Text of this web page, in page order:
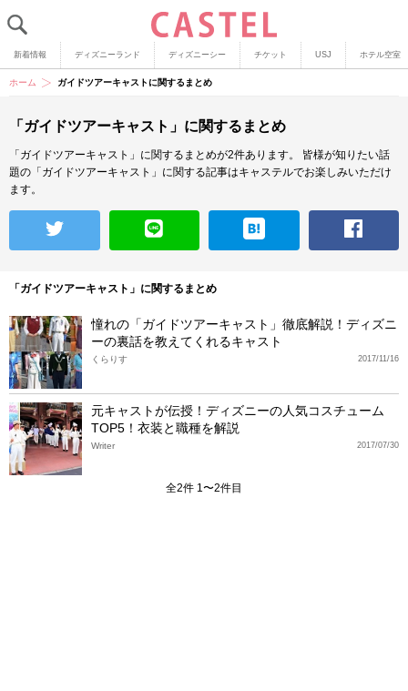
新着情報 ディズニーランド ディズニーシー チケット USJ ホテル空室
ホーム ガイドツアーキャストに関するまとめ
「ガイドツアーキャスト」に関するまとめ
「ガイドツアーキャスト」に関するまとめが2件あります。
皆様が知りたい話
題の「ガイドツアーキャスト」に関する記事はキャステルでお楽しみいただけ
ます。
「ガイドツアーキャスト」に関するまとめ
憧れの「ガイドツアーキャスト」徹底解説！ディズニ
ーの裏話を教えてくれるキャスト
2017/11/16
くらりす
元キャストが伝授！ディズニーの人気コスチューム
TOP5！衣装と職種を解説
2017/07/30
Writer
全2件 1〜2件目